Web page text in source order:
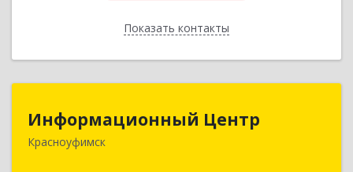
Показать контакты
Назад
Информационный Центр
Красноуфимск
Информационный Центр
623300, Свердловская обл, Красноуфимск г,